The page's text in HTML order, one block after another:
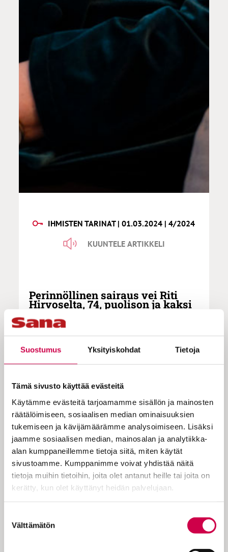
Suostumus Yksityiskohdat Tietoja
Tämä sivusto käyttää evästeitä
Käytämme evästeitä tarjoamamme sisällön ja mainosten
räätälöimiseen, sosiaalisen median ominaisuuksien
tukemiseen ja kävijämäärämme analysoimiseen. Lisäksi
jaamme sosiaalisen median, mainosalan ja analytiikka-
alan kumppaneillemme tietoja siitä, miten käytät
sivustoamme. Kumppanimme voivat yhdistää näitä
tietoja muihin tietoihin, joita olet antanut heille tai joita on
kerätty, kun olet käyttänyt heidän palvelujaan.
valinta
Välttämätön
IHMISTEN TARINAT | 01.03.2024 | 4/2024
KUUNTELE ARTIKKELI
Perinnöllinen sairaus vei Riti
Hirvoselta, 74, puolison ja kaksi
aikuista poikaa: ”Hyväksyn, että
oma osani on tällainen ja
samalla ehkä harvinainenkin”
Diakoniatyöstä eläkkeelle jääneen
Riti Hirvosella on kolme poikaa.
Heistä jokaiselta löytyi sama
harvinainen perinnöllinen sairaus,
pikkuaivoataksia.
Vuoden 2013 alussa Riti Hirvonen oli
ehtinyt jo muutaman kuukauden totutella
kirkon diakonian asiantuntijatehtävistä.
Vapaus työelämästä tuli jälkikäteen